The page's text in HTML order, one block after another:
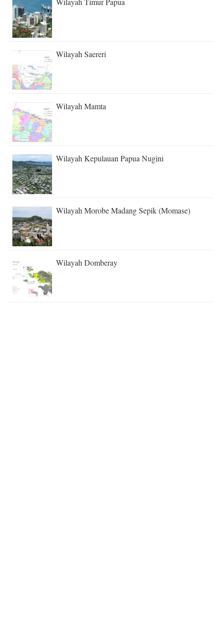
Wilayah Saereri
Wilayah Mamta
Wilayah Kepulauan Papua Nugini
Wilayah Morobe Madang Sepik (Momase)
Wilayah Domberay